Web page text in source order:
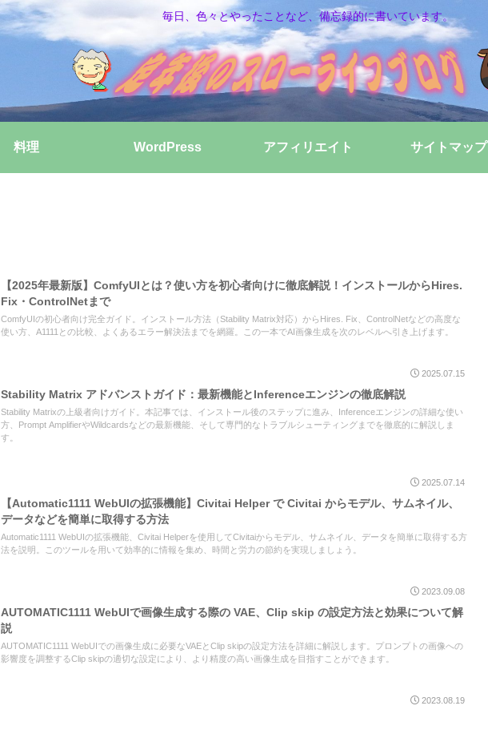
毎日、色々とやったことなど、備忘録的に書いています。
料理 WordPress アフィリエイト サイトマップ
【2025年最新版】ComfyUIとは？使い方を初心者向けに徹底解説！インストールからHires.
Fix・ControlNetまで
ComfyUIの初心者向け完全ガイド。インストール方法（Stability Matrix対応）からHires. Fix、ControlNetなどの高度な
使い方、A1111との比較、よくあるエラー解決法までを網羅。この一本でAI画像生成を次のレベルへ引き上げます。
2025.07.15
Stability Matrix アドバンストガイド：最新機能とInferenceエンジンの徹底解説
Stability Matrixの上級者向けガイド。本記事では、インストール後のステップに進み、Inferenceエンジンの詳細な使い
方、Prompt AmplifierやWildcardsなどの最新機能、そして専門的なトラブルシューティングまでを徹底的に解説しま
す。
2025.07.14
【Automatic1111 WebUIの拡張機能】Civitai Helper で Civitai からモデル、サムネイル、
データなどを簡単に取得する方法
Automatic1111 WebUIの拡張機能、Civitai Helperを使用してCivitaiからモデル、サムネイル、データを簡単に取得する方
法を説明。このツールを用いて効率的に情報を集め、時間と労力の節約を実現しましょう。
2023.09.08
AUTOMATIC1111 WebUIで画像生成する際の VAE、Clip skip の設定方法と効果について解
説
AUTOMATIC1111 WebUIでの画像生成に必要なVAEとClip skipの設定方法を詳細に解説します。プロンプトの画像への
影響度を調整するClip skipの適切な設定により、より精度の高い画像生成を目指すことができます。
2023.08.19